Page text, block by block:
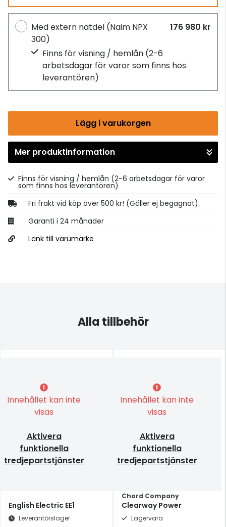
Med extern nätdel (Naim NPX
300)
176 980 kr
Finns för visning / hemlån (2-6
arbetsdagar för varor som finns hos
leverantören)
Lägg i varukorgen
Gå till kassan
Mer produktinformation
Finns för visning / hemlån (2-6 arbetsdagar för varor
som finns hos leverantören)
Fri frakt vid köp över 500 kr! (Gäller ej begagnat)
Garanti i 24 månader
Länk till varumärke
Alla tillbehör
Innehållet kan inte
visas
Aktivera
funktionella
tredjepartstjänster
English Electric EE1
Leverantörslager
Innehållet kan inte
visas
Aktivera
funktionella
tredjepartstjänster
Chord Company
Clearway Power
Lagervara